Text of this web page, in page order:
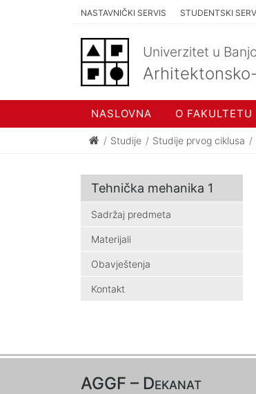
NASTAVNIČKI SERVIS STUDENTSKI
Univerzitet u
NASLOVNA O FAKULTETU
Studije Studije prvog ciklusa
Tehnička mehanika 1
Sadržaj predmeta
Materijali
Obavještenja
Kontakt
AGGF – Dekanat